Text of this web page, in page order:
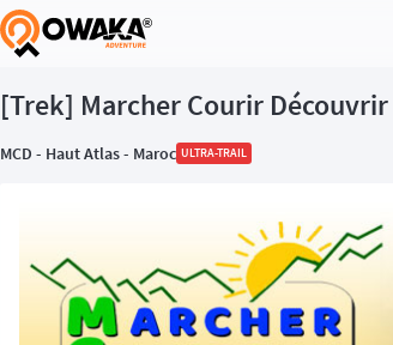
®
[Trek] Marcher Courir
MCD - Haut Atlas - Maroc ULTRA-TRAIL